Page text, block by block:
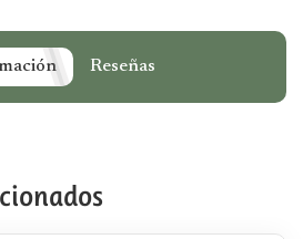
Reseñas